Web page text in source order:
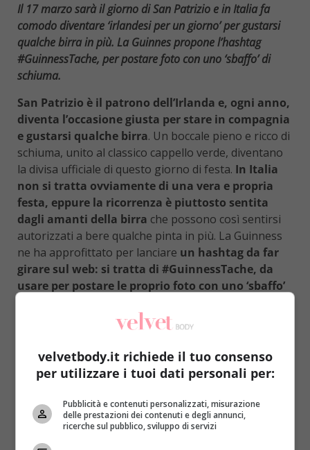
Il 17 marzo sarà il giorno di San Patrizio e in Italia fa
comodo diventare ‘irlandesi per un giorno’ per gustarsi
qualche birra in più. La Guinnes propone l’hashtag
#GuinnessTache, per postare foto con uno ‘sbaffo’ di
schiuma.
San Patrizio è il patrono dell’Irlanda e, ogni anno,
diventa l’occasione giusta per stare in compagnia
e gustarsi qualche birra. Un boccale pieno e ricco di
schiuma, unito al classico cappello verde, diventano
la divisa ufficiale di questo giorno di festa. In Italia
non si tratta ovviamente di una vera e propria
festa, eppure la ricorrenza è piuttosto sentita
dagli amanti della birra che possono così sentirsi
autorizzati a bere qualche pinta in più. La Guinness
ne ha approfittato per lanciare un hashtag da far
girare sul web: si tratta di #GuinnessTache, da
usare per postare le proprio foto con uno ‘sbaffo’
un’occasione in più di aggregazione e
divertimento, nel pieno rispetto dello spirito della
birra particolarmente rispettosa delle origini.
Lorenzo Calia, Ambassador del brand, ha dichiarato:
“Siamo i soli birrai al mondo a tostare l’orzo
velvetbody.it richiede il tuo consenso
per utilizzare i tuoi dati personali per:
Pubblicità e contenuti personalizzati, misurazione
delle prestazioni dei contenuti e degli annunci,
ricerche sul pubblico, sviluppo di servizi